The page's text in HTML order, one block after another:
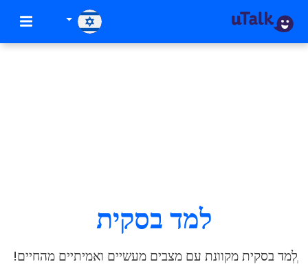
למד בסקית
ְלְמד בסקית מקוונת עם מצבים מעשיים ואמיתיים מהחיים!